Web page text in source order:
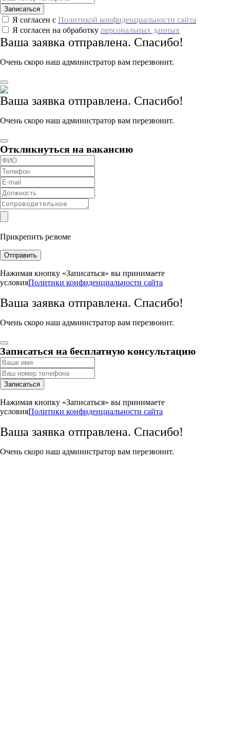
Записаться
Я согласен с Политикой конфиденциальности сайта
Я согласен на обработку персональных данных
Ваша заявка отправлена. Спасибо!
Очень скоро наш администратор вам перезвонит.
Ваша заявка отправлена. Спасибо!
Очень скоро наш администратор вам перезвонит.
Откликнуться на вакансию
Прикрепить резюме
Отправить
Нажимая кнопку «Записаться» вы принимаете
условияПолитики конфиденциальности сайта
Ваша заявка отправлена. Спасибо!
Очень скоро наш администратор вам перезвонит.
Записаться на бесплатную консультацию
Записаться
Нажимая кнопку «Записаться» вы принимаете
условияПолитики конфиденциальности сайта
Ваша заявка отправлена. Спасибо!
Очень скоро наш администратор вам перезвонит.